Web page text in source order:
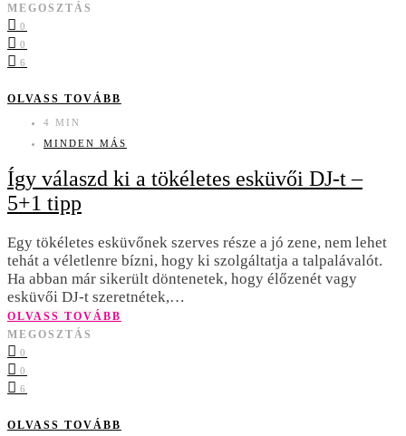
MEGOSZTÁS
0
0
6
OLVASS TOVÁBB
4 MIN
MINDEN MÁS
Így válaszd ki a tökéletes esküvői DJ-t –
5+1 tipp
Egy tökéletes esküvőnek szerves része a jó zene, nem lehet
tehát a véletlenre bízni, hogy ki szolgáltatja a talpalávalót.
Ha abban már sikerült döntenetek, hogy élőzenét vagy
esküvői DJ-t szeretnétek,…
OLVASS TOVÁBB
MEGOSZTÁS
0
0
6
OLVASS TOVÁBB